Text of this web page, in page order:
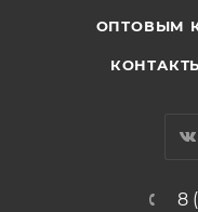
ОПТОВЫМ
8